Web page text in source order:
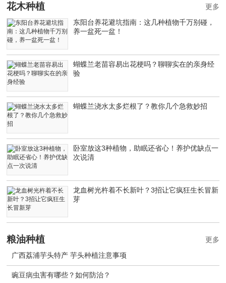
花木种植
东阳台养花避坑指南：这几种植物千万别碰，
养一盆死一盆！
蝴蝶兰老苗容易出花梗吗？聊聊实在的亲身经
验
蝴蝶兰浇水太多烂根了？教你几个急救妙招
卧室放这3种植物，助眠还省心！养护优缺点一
次说清
龙血树光杵着不长新叶？3招让它疯狂生长冒新
芽
更多
粮油种植
广西荔浦芋头特产 芋头种植注意事项
豌豆病虫害有哪些？如何防治？
更多